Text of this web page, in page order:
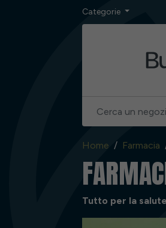
Categorie
Home Farmacia
Tutto per la